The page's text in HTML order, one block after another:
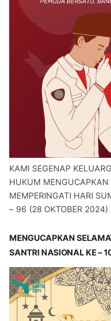
KAMI SEGENAP
HUKUM MENGUCAPKAN
MEMPERINGATI HARI
– 96 (28 OKTOBER 2024)
MENGUCAPKAN
SANTRI NASIONAL KE –